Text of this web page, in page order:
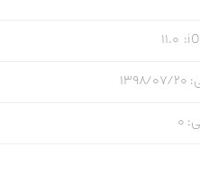
:
11.0
: ۱۳۹۸/۰۷/۲۰
:
0